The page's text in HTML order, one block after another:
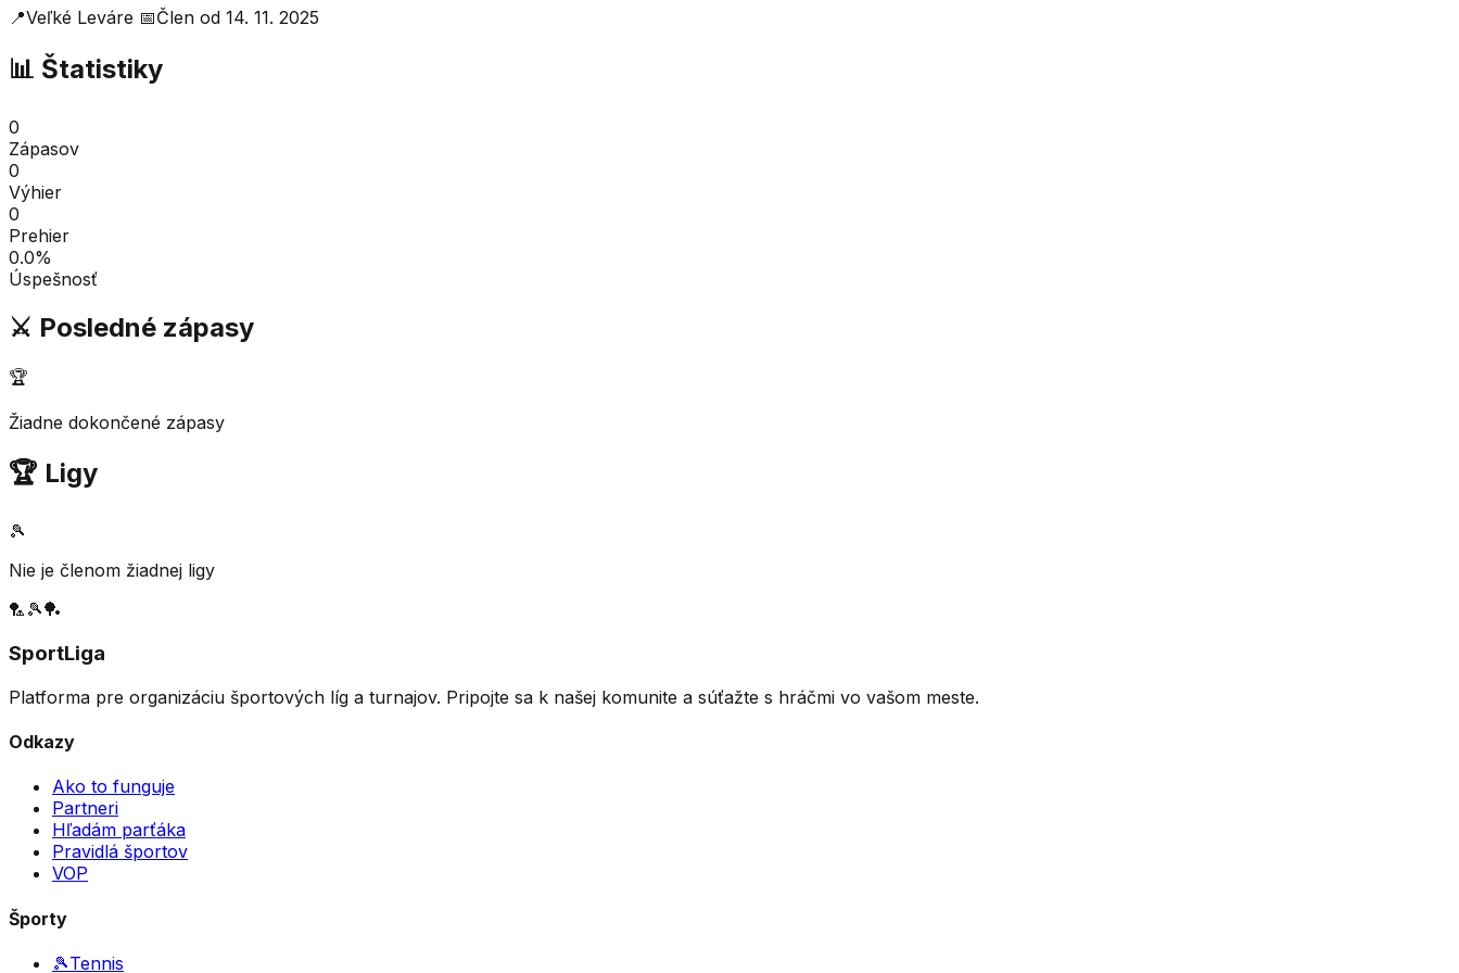
📍Veľké Leváre 📅Člen od 14. 11. 2025
📊 Štatistiky
0
Zápasov
0
Výhier
0
Prehier
0.0%
Úspešnosť
⚔️ Posledné zápasy
🏆
Žiadne dokončené zápasy
🏆 Ligy
🎾
Nie je členom žiadnej ligy
🏸 🎾🏓
SportLiga
Platforma pre organizáciu športových líg a turnajov. Pripojte sa k našej komunite a súťažte s hráčmi vo vašom meste.
Odkazy
Ako to funguje
Partneri
Hľadám parťáka
Pravidlá športov
VOP
Športy
🎾Tennis